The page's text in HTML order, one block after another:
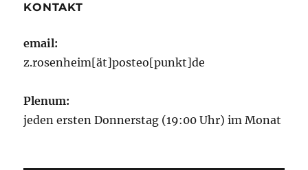
KONTAKT
email:
z.rosenheim[ät]posteo[punkt]de
Plenum:
jeden ersten Donnerstag (19:00 Uhr) im Monat